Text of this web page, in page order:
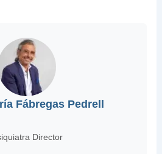
Fábregas Pedrell
Director